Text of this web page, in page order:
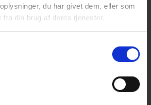
du har givet dem, eller som
fra din brug af deres tjenester.